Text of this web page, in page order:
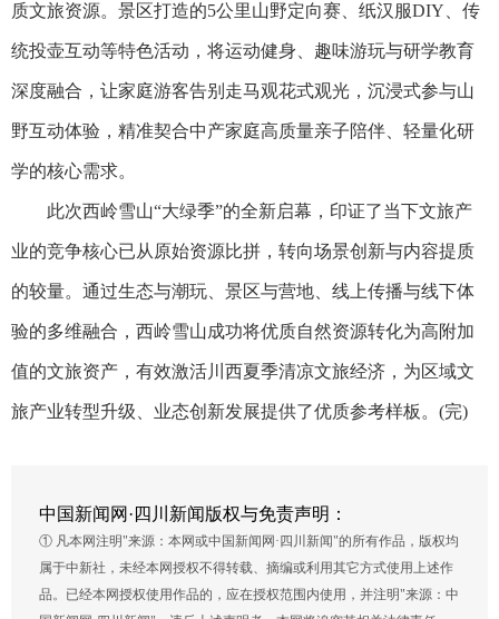
质文旅资源。景区打造的5公里山野定向赛、纸汉服DIY、传
统投壶互动等特色活动，将运动健身、趣味游玩与研学教育
深度融合，让家庭游客告别走马观花式观光，沉浸式参与山
野互动体验，精准契合中产家庭高质量亲子陪伴、轻量化研
学的核心需求。
此次西岭雪山“大绿季”的全新启幕，印证了当下文旅产
业的竞争核心已从原始资源比拼，转向场景创新与内容提质
的较量。通过生态与潮玩、景区与营地、线上传播与线下体
验的多维融合，西岭雪山成功将优质自然资源转化为高附加
值的文旅资产，有效激活川西夏季清凉文旅经济，为区域文
旅产业转型升级、业态创新发展提供了优质参考样板。(完)
中国新闻网·四川新闻版权与免责声明：
① 凡本网注明"来源：本网或中国新闻网·四川新闻"的所有作品，版权均
属于中新社，未经本网授权不得转载、摘编或利用其它方式使用上述作
品。已经本网授权使用作品的，应在授权范围内使用，并注明"来源：中